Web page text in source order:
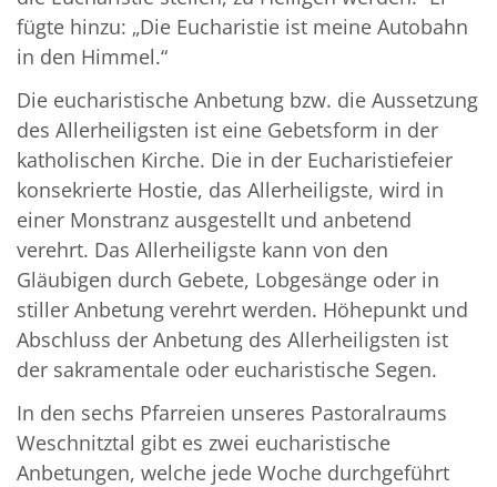
fügte hinzu: „Die Eucharistie ist meine Autobahn
in den Himmel.“
Die eucharistische Anbetung bzw. die Aussetzung
des Allerheiligsten ist eine Gebetsform in der
katholischen Kirche. Die in der Eucharistiefeier
konsekrierte Hostie, das Allerheiligste, wird in
einer Monstranz ausgestellt und anbetend
verehrt. Das Allerheiligste kann von den
Gläubigen durch Gebete, Lobgesänge oder in
stiller Anbetung verehrt werden. Höhepunkt und
Abschluss der Anbetung des Allerheiligsten ist
der sakramentale oder eucharistische Segen.
In den sechs Pfarreien unseres Pastoralraums
Weschnitztal gibt es zwei eucharistische
Anbetungen, welche jede Woche durchgeführt